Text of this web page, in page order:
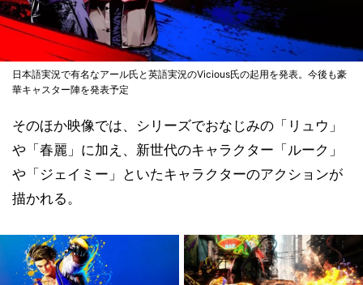
日本語実況で有名なアール氏と英語実況のVicious氏の起用を発表。今後も豪
華キャスター陣を発表予定
そのほか映像では、シリーズでおなじみの「リュウ」
や「春麗」に加え、新世代のキャラクター「ルーク」
や「ジェイミー」といたキャラクターのアクションが
描かれる。